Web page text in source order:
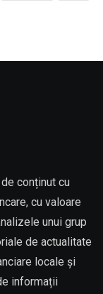
conținut cu
cu valoare
unui grup
de actualitate
locale și
informații